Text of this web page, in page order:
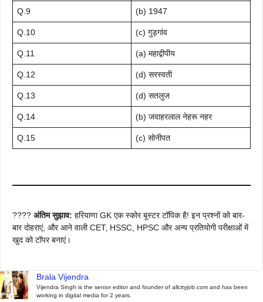
Q.9 (b) 1947
Q.10 (c) गुड़गांव
Q.11 (a) महाद्वीपीय
Q.12 (d) सरस्वती
Q.13 (d) सतलुज
Q.14 (b) जवाहरलाल नेहरू नहर
Q.15 (c) सोनीपत
???? अंतिम सुझाव: हरियाणा GK एक स्कोर बूस्टर टॉपिक है! इन प्रश्नों को बार-
बार दोहराएं, और आने वाली CET, HSSC, HPSC और अन्य प्रतियोगी परीक्षाओं में
खुद को टॉपर बनाएं।
Brala Vijendra
Vijendra Singh is the senior editor and founder of allcityjob.com and has been
working in digital media for 2 years.